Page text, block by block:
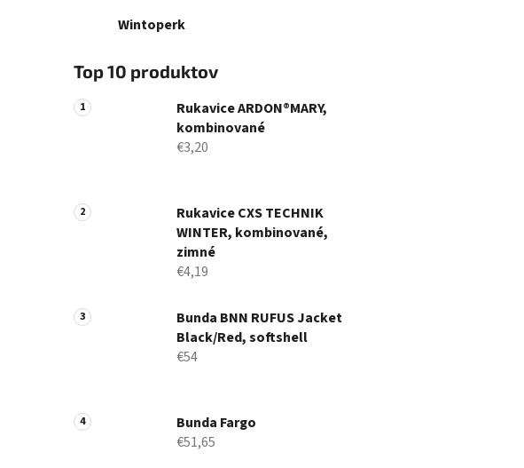
Wintoperk
Top 10 produktov
Rukavice ARDON®MARY,
kombinované
€3,20
Rukavice CXS TECHNIK
WINTER, kombinované,
zimné
€4,19
Bunda BNN RUFUS Jacket
Black/Red, softshell
€54
Bunda Fargo
€51,65